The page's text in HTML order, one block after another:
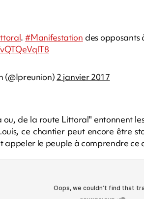
.#Manifestation des opposants
(@Ipreunion) 2 janvier 2017
de la route Littoral" entonnent
ce chantier peut encore être
appeler le peuple à comprendre ce